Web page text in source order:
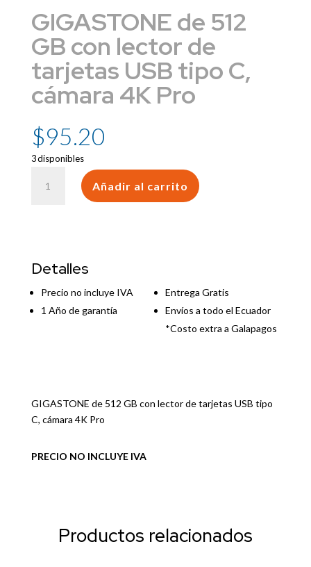
GIGASTONE de 512
GB con lector de
tarjetas USB tipo C,
cámara 4K Pro
$95.20
3 disponibles
GIGASTONE
de
tipo
cantidad
Añadir al carrito
Detalles
Precio no incluye IVA
1 Año de garantía
Entrega Gratis
Envíos a todo el Ecuador
*Costo extra a Galapagos
GIGASTONE de 512 GB con lector de tarjetas USB tipo
C, cámara 4K Pro
PRECIO NO INCLUYE IVA
Productos relacionados